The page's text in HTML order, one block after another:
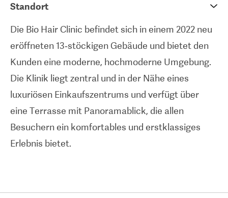
Standort
Die Bio Hair Clinic befindet sich in einem 2022 neu
eröffneten 13‑stöckigen Gebäude und bietet den
Kunden eine moderne, hochmoderne Umgebung.
Die Klinik liegt zentral und in der Nähe eines
luxuriösen Einkaufszentrums und verfügt über
eine Terrasse mit Panoramablick, die allen
Besuchern ein komfortables und erstklassiges
Erlebnis bietet.